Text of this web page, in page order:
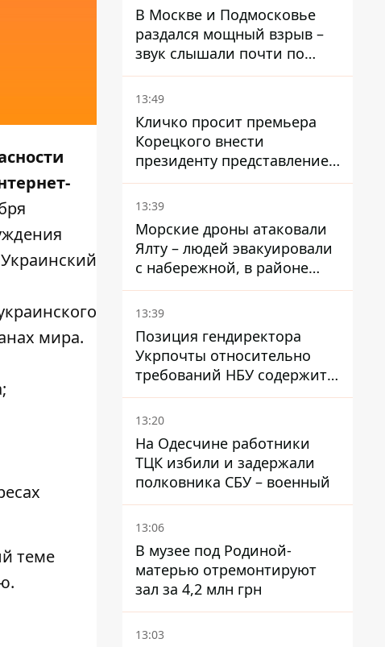
мира.
теме
В Москве и Подмосковье
раздался мощный взрыв –
звук слышали почти по
всей области
13:49
Кличко просит премьера
Корецкого внести
президенту представление
на увольнение властелина
Троещины Бахматова
13:39
Морские дроны атаковали
Ялту – людей эвакуировали
с набережной, в районе
порта сообщают о пожаре
13:39
Позиция гендиректора
Укрпочты относительно
требований НБУ содержит
серьезные нестыковки –
депутат Ольга Василевская-
13:20
На Одесчине работники
ТЦК избили и задержали
полковника СБУ – военный
13:06
В музее под Родиной-
матерью отремонтируют
зал за 4,2 млн грн
13:03